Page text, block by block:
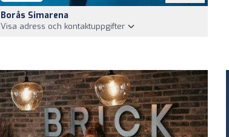
Borås Simarena
Visa adress och kontaktuppgifter